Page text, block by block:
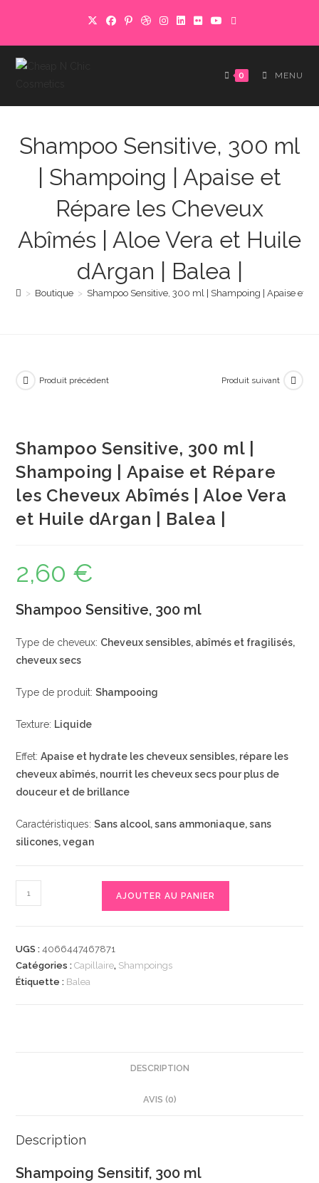
content
0 MENU
Shampoo Sensitive, 300 ml
| Shampoing | Apaise et
Répare les Cheveux
Abîmés | Aloe Vera et Huile
dArgan | Balea |
> Boutique > Shampoo Sensitive, 300 ml | Shampoing | Apaise et
Produit précédent Produit suivant
Shampoo Sensitive, 300 ml |
Shampoing | Apaise et Répare
les Cheveux Abîmés | Aloe Vera
et Huile dArgan | Balea |
2,60 €
Shampoo Sensitive, 300 ml
Type de cheveux: Cheveux sensibles, abîmés et fragilisés,
cheveux secs
Type de produit:Shampooing
Texture: Liquide
Effet:Apaise et hydrate les cheveux sensibles, répare les
cheveux abîmés, nourrit les cheveux secs pour plus de
douceur et de brillance
Caractéristiques:Sans alcool, sans ammoniaque, sans
silicones, vegan
de
ml
Abîmés
Aloe
AJOUTER AU PANIER
UGS :4066447467871
Catégories :Capillaire, Shampoings
Étiquette : Balea
DESCRIPTION
AVIS (0)
Description
Shampoing Sensitif, 300 ml